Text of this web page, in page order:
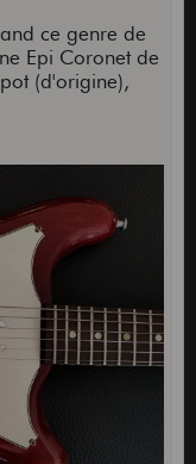
ce genre de
Epi Coronet de
(d'origine),